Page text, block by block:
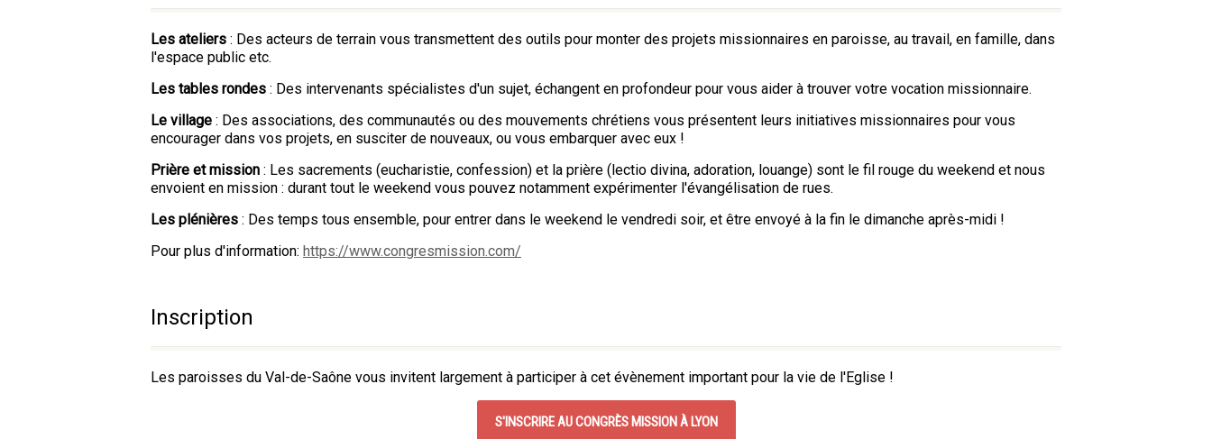
Les ateliers : Des acteurs de terrain vous transmettent des outils pour monter des projets missionnaires en paroisse, au travail, en famille, dans
l'espace public etc.
Les tables rondes : Des intervenants spécialistes d'un sujet, échangent en profondeur pour vous aider à trouver votre vocation missionnaire.
Le village : Des associations, des communautés ou des mouvements chrétiens vous présentent leurs initiatives missionnaires pour vous
encourager dans vos projets, en susciter de nouveaux, ou vous embarquer avec eux !
Prière et mission : Les sacrements (eucharistie, confession) et la prière (lectio divina, adoration, louange) sont le fil rouge du weekend et nous
envoient en mission : durant tout le weekend vous pouvez notamment expérimenter l'évangélisation de rues.
Les plénières : Des temps tous ensemble, pour entrer dans le weekend le vendredi soir, et être envoyé à la fin le dimanche après-midi !
Pour plus d'information: https://www.congresmission.com/
Inscription
Les paroisses du Val-de-Saône vous invitent largement à participer à cet évènement important pour la vie de l'Eglise !
S'INSCRIRE AU CONGRÈS MISSION À LYON